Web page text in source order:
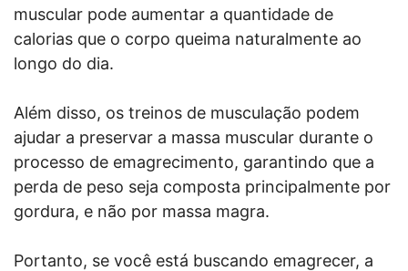
muscular pode aumentar a quantidade de
calorias que o corpo queima naturalmente ao
longo do dia.
Além disso, os treinos de musculação podem
ajudar a preservar a massa muscular durante o
processo de emagrecimento, garantindo que a
perda de peso seja composta principalmente por
gordura, e não por massa magra.
Portanto, se você está buscando emagrecer, a